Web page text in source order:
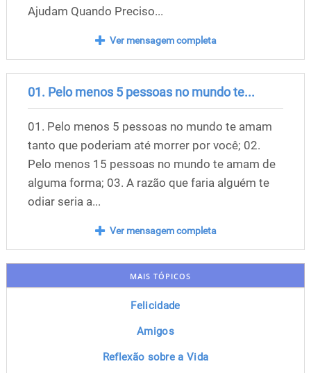
Ajudam Quando Preciso...
Ver mensagem completa
01. Pelo menos 5 pessoas no mundo te...
01. Pelo menos 5 pessoas no mundo te amam
tanto que poderiam até morrer por você; 02.
Pelo menos 15 pessoas no mundo te amam de
alguma forma; 03. A razão que faria alguém te
odiar seria a...
Ver mensagem completa
MAIS TÓPICOS
Felicidade
Amigos
Reflexão sobre a Vida